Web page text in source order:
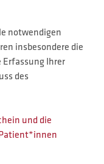
notwendigen
insbesondere die
Ihrer
des
und die